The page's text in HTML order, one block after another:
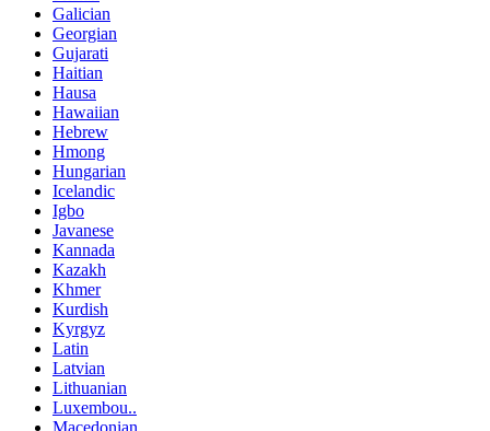
Galician
Georgian
Gujarati
Haitian
Hausa
Hawaiian
Hebrew
Hmong
Hungarian
Icelandic
Igbo
Javanese
Kannada
Kazakh
Khmer
Kurdish
Kyrgyz
Latin
Latvian
Lithuanian
Luxembou..